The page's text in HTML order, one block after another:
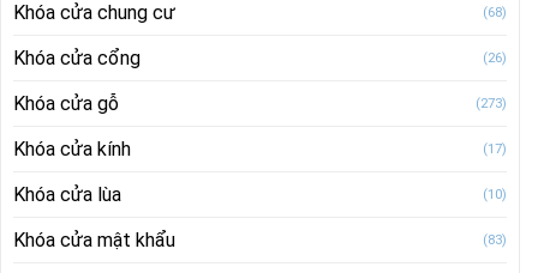
Khóa cửa chung cư (68)
Khóa cửa cổng (26)
Khóa cửa gỗ (273)
Khóa cửa kính (17)
Khóa cửa lùa (10)
Khóa cửa mật khẩu (83)